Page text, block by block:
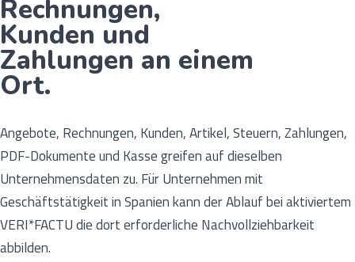
Rechnungen,
Kunden und
Zahlungen an einem
Ort.
Angebote, Rechnungen, Kunden, Artikel, Steuern, Zahlungen,
PDF-Dokumente und Kasse greifen auf dieselben
Unternehmensdaten zu. Für Unternehmen mit
Geschäftstätigkeit in Spanien kann der Ablauf bei aktiviertem
VERI*FACTU die dort erforderliche Nachvollziehbarkeit
abbilden.